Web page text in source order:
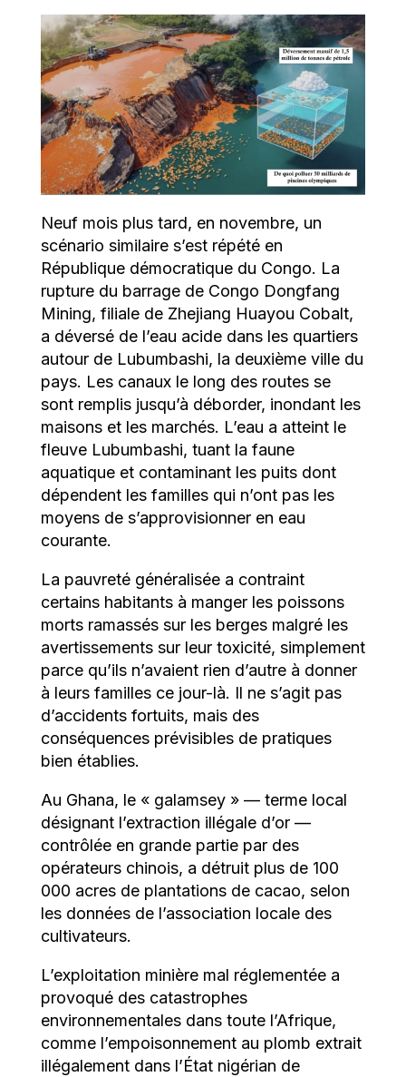
Neuf mois plus tard, en novembre, un
scénario similaire s’est répété en
République démocratique du Congo. La
rupture du barrage de Congo Dongfang
Mining, filiale de Zhejiang Huayou Cobalt,
a déversé de l’eau acide dans les quartiers
autour de Lubumbashi, la deuxième ville du
pays. Les canaux le long des routes se
sont remplis jusqu’à déborder, inondant les
maisons et les marchés. L’eau a atteint le
fleuve Lubumbashi, tuant la faune
aquatique et contaminant les puits dont
dépendent les familles qui n’ont pas les
moyens de s’approvisionner en eau
courante.
La pauvreté généralisée a contraint
certains habitants à manger les poissons
morts ramassés sur les berges malgré les
avertissements sur leur toxicité, simplement
parce qu’ils n’avaient rien d’autre à donner
à leurs familles ce jour-là. Il ne s’agit pas
d’accidents fortuits, mais des
conséquences prévisibles de pratiques
bien établies.
Au Ghana, le « galamsey » — terme local
désignant l’extraction illégale d’or —
contrôlée en grande partie par des
opérateurs chinois, a détruit plus de 100
000 acres de plantations de cacao, selon
les données de l’association locale des
cultivateurs.
L’exploitation minière mal réglementée a
provoqué des catastrophes
environnementales dans toute l’Afrique,
comme l’empoisonnement au plomb extrait
illégalement dans l’État nigérian de